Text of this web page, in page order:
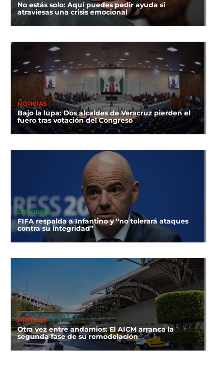
No estás solo: Aquí puedes pedir ayuda si
atraviesas una crisis emocional
NOTICIAS
Bajo la lupa: Dos alcaldes de Veracruz pierden el
fuero tras votación del Congreso
DEPORTES
FIFA respalda a Infantino y “no tolerará ataques
contra su integridad”
NOTICIAS
Otra vez entre andamios: El AICM arranca la
segunda fase de su remodelación